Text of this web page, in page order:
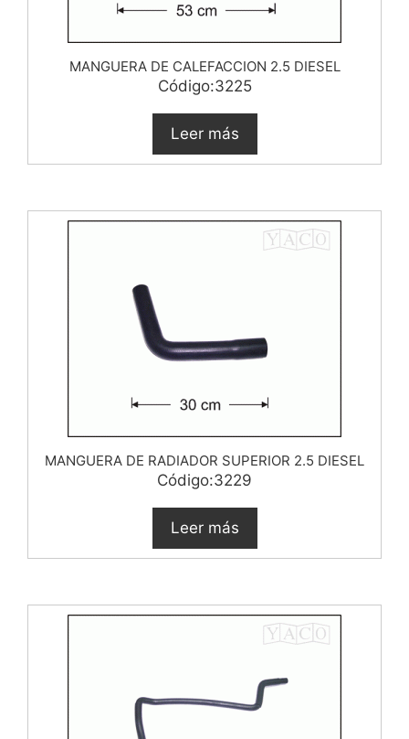
MANGUERA DE CALEFACCION 2.5 DIESEL
Código:3225
Leer más
MANGUERA DE RADIADOR SUPERIOR 2.5 DIESEL
Código:3229
Leer más